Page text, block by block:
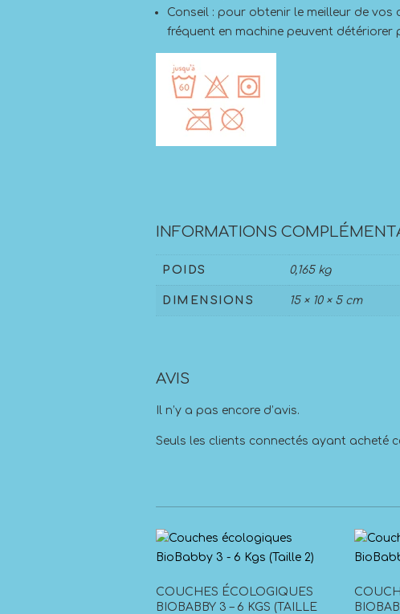
Conseil : pour obtenir le meilleur de
fréquent en machine peuvent détériorer
INFORMATIONS
POIDS 0,165 kg
DIMENSIONS 15 × 10 × 5 cm
AVIS
Il n’y a pas encore d’avis.
Seuls les clients connectés ayant acheté
COUCHES ÉCOLOGIQUES
BIOBABBY 3 – 6 KGS (TAILLE